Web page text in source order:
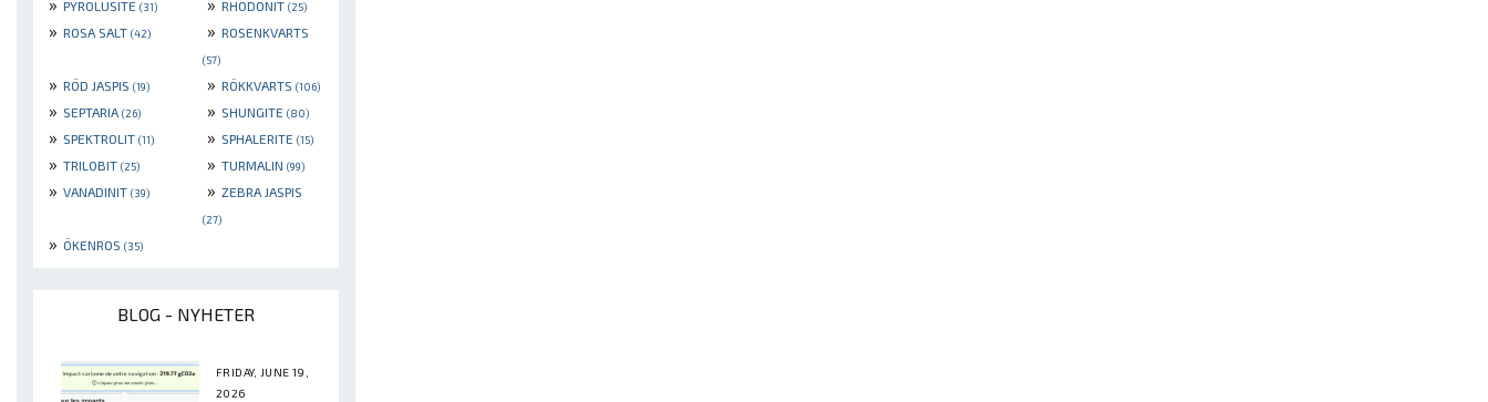
PYROLUSITE (31) RHODONIT (25)
» ROSA SALT (42) » ROSENKVARTS
(57)
» RÖD JASPIS (19) » RÖKKVARTS (106)
» SEPTARIA (26) » SHUNGITE (80)
» SPEKTROLIT (11) » SPHALERITE (15)
» TRILOBIT (25) » TURMALIN (99)
» VANADINIT (39) » ZEBRA JASPIS
(27)
» ÖKENROS (35)
BLOG - NYHETER
FRIDAY, JUNE 19,
2026